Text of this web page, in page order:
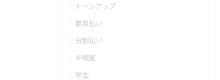
トーンアップ
都度払い
分割払い
半個室
学生